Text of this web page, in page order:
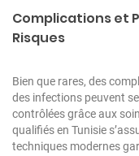
Complications et
Risques
Bien que rares, des
des infections peuvent
contrôlées grâce aux
qualifiés en Tunisie
techniques modernes